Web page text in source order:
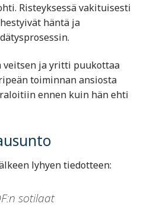
Risteyksessä vakituisesti
häntä ja
veitsen ja yritti puukottaa
toiminnan ansiosta
ennen kuin hän ehti
lyhyen tiedotteen:
sotilaat